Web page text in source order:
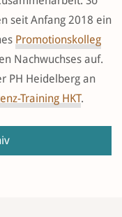
seit Anfang 2018 ein
Promotionskolleg
Nachwuchses auf.
PH Heidelberg an
Training HKT.